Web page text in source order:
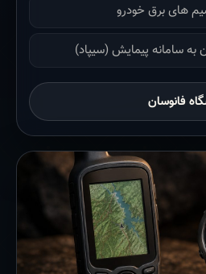
های برق خودرو
سامانه پیمایش (سیپاد)
فانوسان